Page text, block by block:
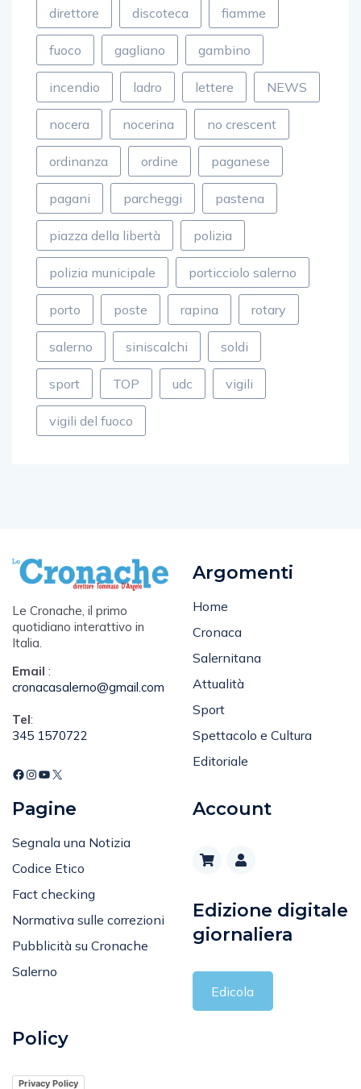
direttore discoteca fiamme
fuoco gagliano gambino
incendio ladro lettere NEWS
nocera nocerina no crescent
ordinanza ordine paganese
pagani parcheggi pastena
piazza della libertà polizia
polizia municipale porticciolo salerno
porto poste rapina rotary
salerno siniscalchi soldi
sport TOP udc vigili
vigili del fuoco
Le Cronache, il primo
quotidiano interattivo in
Italia.
Email :
cronacasalerno@gmail.com
Tel:
345 1570722
Argomenti
Home
Cronaca
Salernitana
Attualità
Sport
Spettacolo e Cultura
Editoriale
Pagine
Segnala una Notizia
Codice Etico
Fact checking
Normativa sulle correzioni
Pubblicità su Cronache
Salerno
Account
Edizione digitale
giornaliera
Edicola
Policy
Privacy Policy